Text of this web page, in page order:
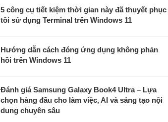
5 công cụ tiết kiệm thời gian này đã thuyết phục
tôi sử dụng Terminal trên Windows 11
Hướng dẫn cách đóng ứng dụng không phản
hồi trên Windows 11
Đánh giá Samsung Galaxy Book4 Ultra – Lựa
chọn hàng đầu cho làm việc, AI và sáng tạo nội
dung chuyên sâu